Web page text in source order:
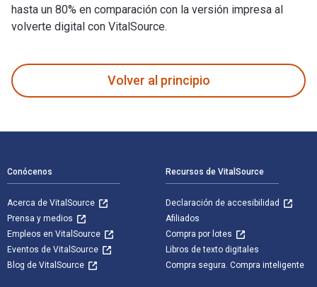
hasta un 80% en comparación con la versión impresa al
volverte digital con VitalSource.
Volver al principio
Conócenos
Acerca de VitalSource
Prensa y medios
Empleos en VitalSource
Eventos de VitalSource
Blog de VitalSource
Recursos de VitalSource
Declaración de accesibilidad
Afiliados
Compra por lotes
Libros de texto digitales
Compra segura. Compra inteligente